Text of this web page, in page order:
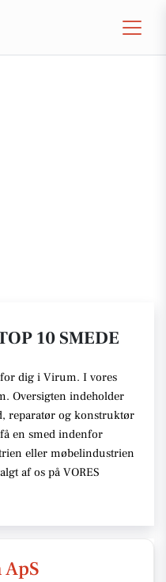
10 SMEDE
dig i Virum. I vores
Oversigten indeholder
reparatør og konstruktør
en smed indenfor
eller møbelindustrien
af os på VORES